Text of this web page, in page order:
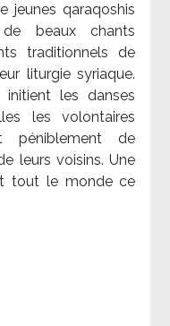
jeunes qaraqoshis
beaux chants
traditionnels de
liturgie syriaque.
les danses
les volontaires
péniblement de
leurs voisins. Une
tout le monde ce